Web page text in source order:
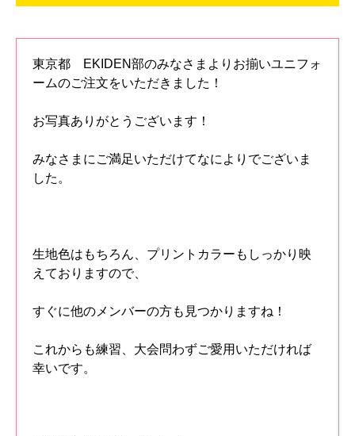
東京都 EKIDEN部のみなさまよりお揃いユニフォ
ームのご注文をいただきました！
お写真ありがとうございます！
みなさまにご満足いただけてなによりでございま
した。
生地色はもちろん、プリントカラーもしっかり映
えておりますので、
すぐに他のメンバーの方も見つかりますね！
これからも練習、大会問わずご愛用いただければ
幸いです。